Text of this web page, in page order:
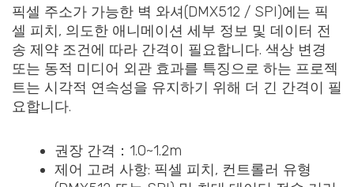
픽셀 주소가 가능한 벽 와셔(DMX512 / SPI)에는 픽
셀 피치, 의도한 애니메이션 세부 정보 및 데이터 전
송 제약 조건에 따라 간격이 필요합니다. 색상 변경
또는 동적 미디어 외관 효과를 특징으로 하는 프로젝
트는 시각적 연속성을 유지하기 위해 더 긴 간격이 필
요합니다.
권장 간격：1.0~1.2m
제어 고려 사항: 픽셀 피치, 컨트롤러 유형